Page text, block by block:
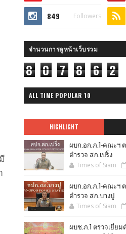
849 Followers
จำนวนการดูหน้าเว็บรวม
8 0 7 8 6 2
ALL TIME POPULAR 10
HIGHLIGHT
ผบก.อก.ภ.1-คณะฯ
ตำรวจ สภ.เปร็ง
Times of Siam
ผบก.อก.ภ.1-คณะฯ
ตำรวจ สภ.บางปู
Times of Siam
ผบช.ภ.1 ตรวจเยี่ย